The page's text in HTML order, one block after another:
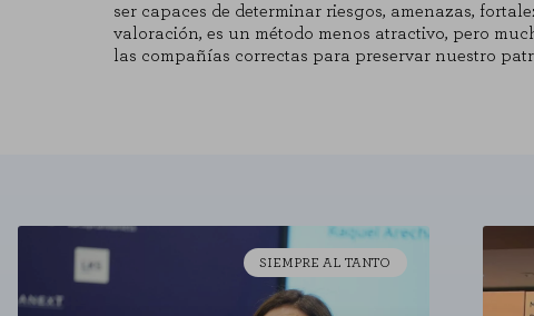
ser capaces de determinar riesgos, amenazas,
valoración, es un método menos atractivo, pero
las compañías correctas para preservar nuestro
SIEMPRE AL TANTO